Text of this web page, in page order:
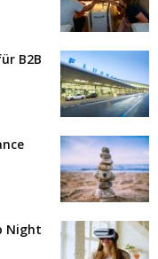
B2B
Night